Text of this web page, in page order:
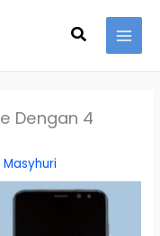
Search
Dengan 4